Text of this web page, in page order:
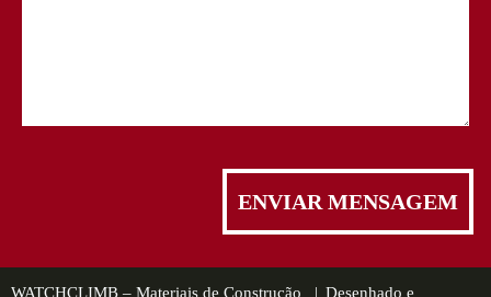
WATCHCLIMB – Materiais de Construção | Desenhado e